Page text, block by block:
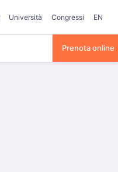
Università Congressi EN
Prenota online